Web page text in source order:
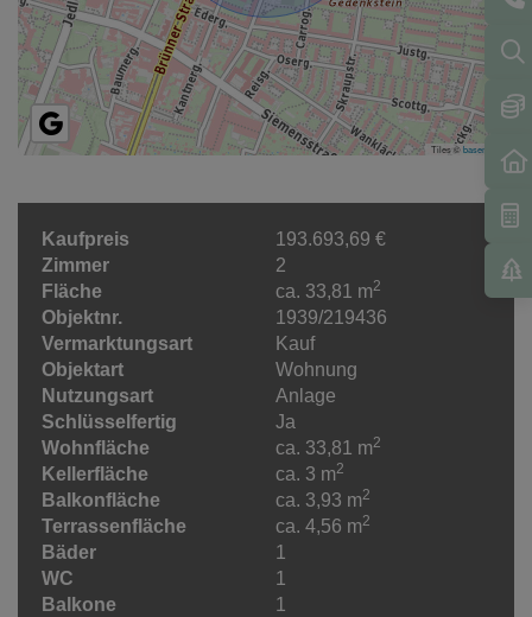
Tiles ©basemap.at
Kaufpreis
193.693,69 €
Zimmer
2
Fläche
ca. 33,81 m2
Objektnr.
1939/219436
Vermarktungsart
Kauf
Objektart
Wohnung
Nutzungsart
Anlage
Schlüsselfertig
Ja
Wohnfläche
ca. 33,81 m2
Kellerfläche ca. 3 m2
Balkonfläche ca. 3,93 m2
Terrassenfläche ca. 4,56 m2
Bäder
1
WC
1
Balkone
1